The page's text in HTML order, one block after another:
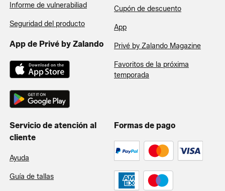
Informe de vulnerabiliad
Seguridad del producto
App de Privé by Zalando
Cupón de descuento
App
Privé by Zalando Magazine
Favoritos de la próxima
temporada
Servicio de atención al
cliente
Ayuda
Guía de tallas
Formas de pago